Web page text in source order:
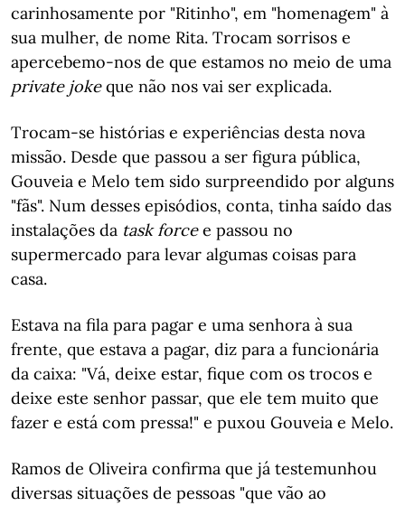
carinhosamente por "Ritinho", em "homenagem" à
sua mulher, de nome Rita. Trocam sorrisos e
apercebemo-nos de que estamos no meio de uma
private jokeque não nos vai ser explicada.
Trocam-se histórias e experiências desta nova
missão. Desde que passou a ser figura pública,
Gouveia e Melo tem sido surpreendido por alguns
"fãs". Num desses episódios, conta, tinha saído das
instalações da task forcee passou no
supermercado para levar algumas coisas para
casa.
Estava na fila para pagar e uma senhora à sua
frente, que estava a pagar, diz para a funcionária
da caixa: "Vá, deixe estar, fique com os trocos e
deixe este senhor passar, que ele tem muito que
fazer e está com pressa!" e puxou Gouveia e Melo.
Ramos de Oliveira confirma que já testemunhou
diversas situações de pessoas "que vão ao